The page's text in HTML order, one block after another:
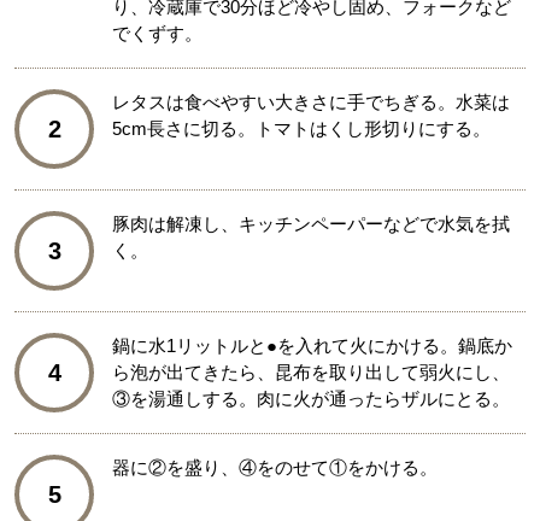
り、冷蔵庫で30分ほど冷やし固め、フォークなど
でくずす。
2
レタスは食べやすい大きさに手でちぎる。水菜は
5cm長さに切る。トマトはくし形切りにする。
3
豚肉は解凍し、キッチンペーパーなどで水気を拭
く。
4
鍋に水1リットルと●を入れて火にかける。鍋底か
ら泡が出てきたら、昆布を取り出して弱火にし、
③を湯通しする。肉に火が通ったらザルにとる。
5
器に②を盛り、④をのせて①をかける。